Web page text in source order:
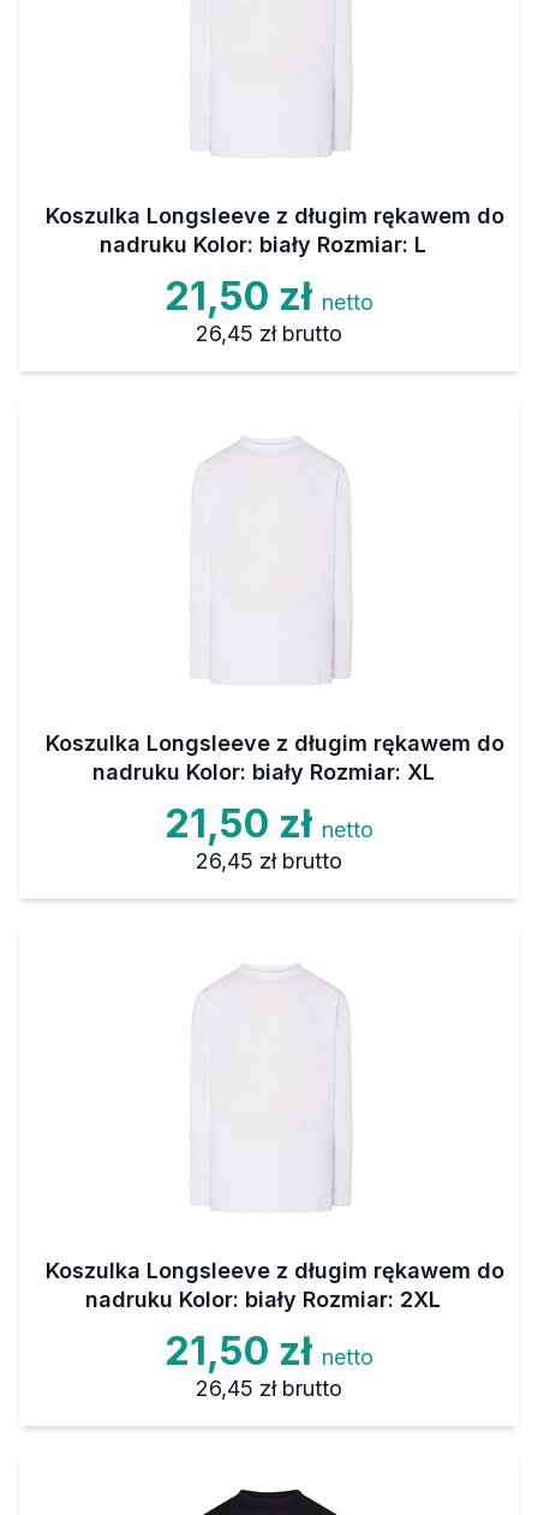
Koszulka Longsleeve z długim rękawem do
nadruku Kolor: biały Rozmiar: L
21,50 zł netto
26,45 zł brutto
Koszulka Longsleeve z długim rękawem do
nadruku Kolor: biały Rozmiar: XL
21,50 zł netto
26,45 zł brutto
Koszulka Longsleeve z długim rękawem do
nadruku Kolor: biały Rozmiar: 2XL
21,50 zł netto
26,45 zł brutto